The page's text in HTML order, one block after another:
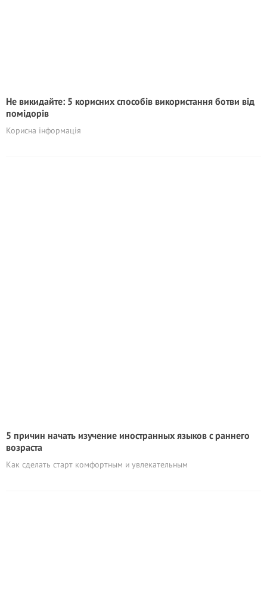
Не викидайте: 5 корисних способів використання ботви від
помідорів
Корисна інформація
5 причин начать изучение иностранных языков с раннего
возраста
Как сделать старт комфортным и увлекательным